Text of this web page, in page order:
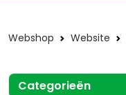
Webshop Website
Categorieën